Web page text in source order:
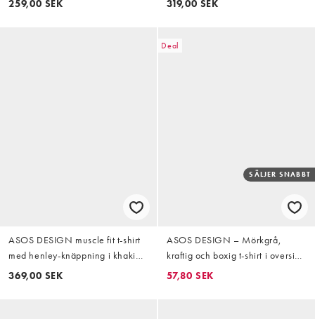
259,00 SEK 319,00 SEK
ASOS DESIGN muscle fit t-shirt
med henley-knäppning i khaki
ribb
369,00 SEK
Deal
SÄLJER SNABBT
ASOS DESIGN – Mörkgrå,
kraftig och boxig t-shirt i oversize
med långa ärmar
57,80 SEK